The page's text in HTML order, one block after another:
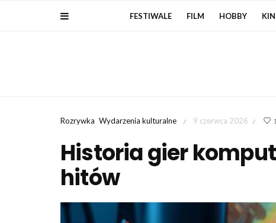
FESTIWALE FILM HOBBY
Rozrywka Wydarzenia kulturalne / 9 czerwca 2026 /
Historia gier
hitów